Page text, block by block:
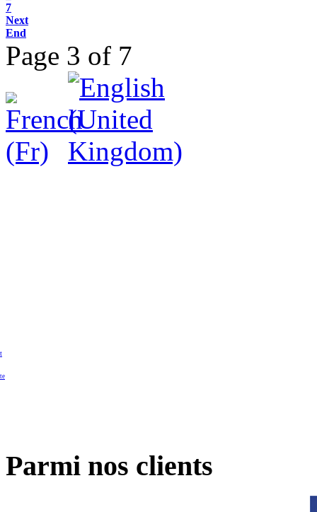
7
Next
End
Page 3 of 7
Parmi nos clients